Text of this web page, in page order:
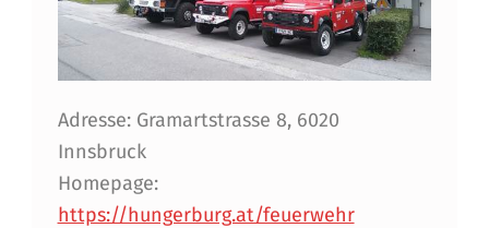
Adresse: Gramartstrasse 8, 6020
Innsbruck
Homepage:
https://hungerburg.at/feuerwehr